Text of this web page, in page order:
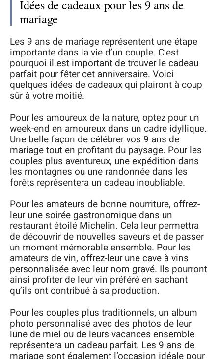
Idées de cadeaux pour les 9 ans de
mariage
Les 9 ans de mariage représentent une étape
importante dans la vie d’un couple. C’est
pourquoi il est important de trouver le cadeau
parfait pour fêter cet anniversaire. Voici
quelques idées de cadeaux qui plairont à coup
sûr à votre moitié.
Pour les amoureux de la nature, optez pour un
week-end en amoureux dans un cadre idyllique.
Une belle façon de célébrer vos 9 ans de
mariage tout en profitant du paysage. Pour les
couples plus aventureux, une expédition dans
les montagnes ou une randonnée dans les
forêts représentera un cadeau inoubliable.
Pour les amateurs de bonne nourriture, offrez-
leur une soirée gastronomique dans un
restaurant étoilé Michelin. Cela leur permettra
de découvrir de nouvelles saveurs et de passer
un moment mémorable ensemble. Pour les
amateurs de vin, offrez-leur une cave à vins
personnalisée avec leur nom gravé. Ils pourront
ainsi profiter de leur vin préféré en sachant
qu’ils ont contribué à sa production.
Pour les couples plus traditionnels, un album
photo personnalisé avec des photos de leur
lune de miel ou de leurs vacances ensemble
représentera un cadeau parfait. Les 9 ans de
mariage sont également l’occasion idéale pour